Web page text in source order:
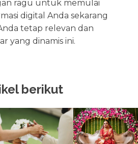
ragu untuk memulai
digital Anda sekarang
tetap relevan dan
yang dinamis ini.
berikut